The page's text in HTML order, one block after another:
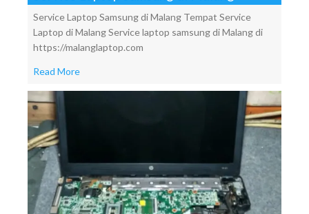
Service Laptop Samsung di Malang Tempat Service
Laptop di Malang Service laptop samsung di Malang di
https://malanglaptop.com
Read More